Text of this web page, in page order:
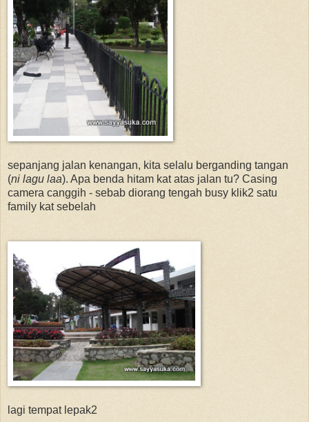
sepanjang jalan kenangan, kita selalu berganding tangan
(ni lagu laa). Apa benda hitam kat atas jalan tu? Casing
camera canggih - sebab diorang tengah busy klik2 satu
family kat sebelah
lagi tempat lepak2